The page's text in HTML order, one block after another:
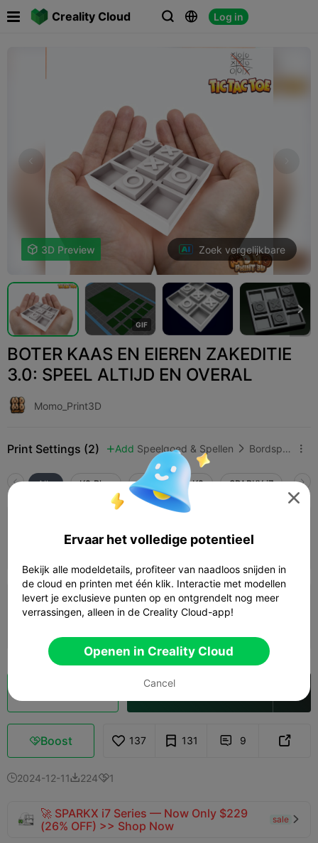
Creality Cloud   Log in
 3D Preview Zoek vergelijkbare
GIF

BOTER KAAS EN EIEREN ZAKEDITIE
3.0: SPEEL ALTIJD EN OVERAL
Momo_Print3D
Print Settings (2)  Add Speelgoed & Spellen  Bordspellen & kaartspellen 
Alle K2 Plus K2 Pro K2 SPARKX i7
 06h 31m  1 plates 301.64g
0,2 mm laag, 2 wanden, 15% vulling
Boost 137 131  9 
2024-12-112241
🚀 SPARKX i7 Series — Now Only $229
(26% OFF) >> Shop Now
sale 

Ervaar het volledige potentieel
Bekijk alle modeldetails, profiteer van naadloos snijden in
de cloud en printen met één klik. Interactie met modellen
levert je exclusieve punten op en ontgrendelt nog meer
verrassingen, alleen in de Creality Cloud-app!
Openen in Creality Cloud
Cancel